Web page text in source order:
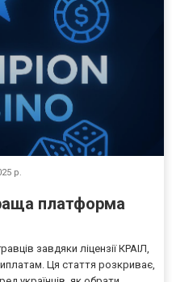
р.
платформа
завдяки ліцензії КРАІЛ,
Ця стаття розкриває,